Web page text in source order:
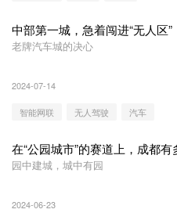
中部第一城，急着闯进“无人区”
老牌汽车城的决心
2024-07-14
智能网联 无人驾驶 汽车
在“公园城市”的赛道上，成都有
园中建城，城中有园
2024-06-23